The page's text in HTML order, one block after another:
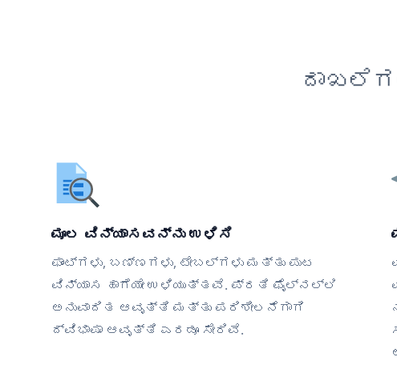
ಮೂಲ ವಿನ್ಯಾಸವನ್ನು ಉಳಿಸಿ
ಫಾಂಟ್‌ಗಳು, ಬಣ್ಣಗಳು, ಟೇಬಲ್‌ಗಳು ಮತ್ತು ಪುಟ
ವಿನ್ಯಾಸ ಹಾಗೆಯೇ ಉಳಿಯುತ್ತವೆ. ಪ್ರತಿ ಫೈಲ್‌ನಲ್ಲಿ
ಅನುವಾದಿತ ಆವೃತ್ತಿ ಮತ್ತು ಪರಿಶೀಲನೆಗಾಗಿ
ದ್ವಿಭಾಷಾ ಆವೃತ್ತಿ ಎರಡೂ ಸೇರಿವೆ.